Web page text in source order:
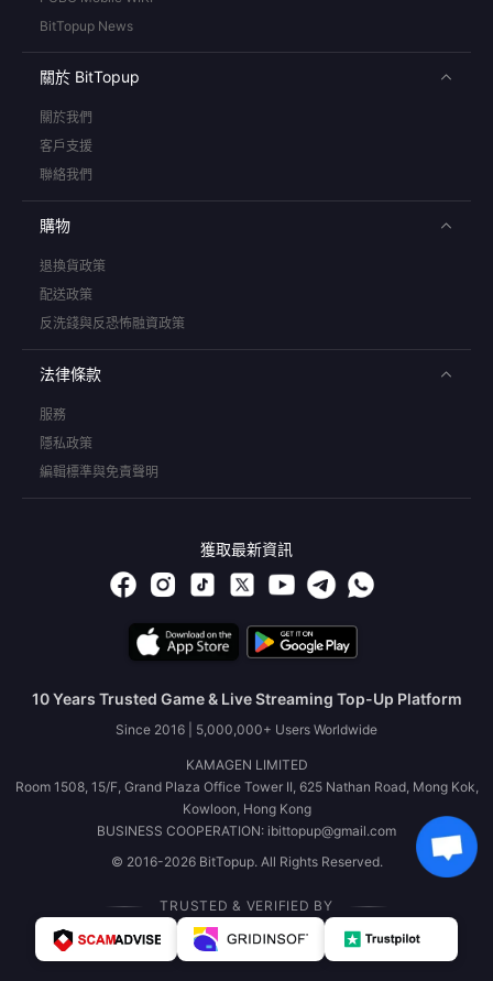
BitTopup News
關於 BitTopup
關於我們
客戶支援
聯絡我們
購物
退換貨政策
配送政策
反洗錢與反恐怖融資政策
法律條款
服務
隱私政策
編輯標準與免責聲明
獲取最新資訊
10 Years Trusted Game & Live Streaming Top-Up Platform
Since 2016 | 5,000,000+ Users Worldwide
KAMAGEN LIMITED
Room 1508, 15/F, Grand Plaza Office Tower II, 625 Nathan Road, Mong Kok,
Kowloon, Hong Kong
BUSINESS COOPERATION: ibittopup@gmail.com
© 2016-2026 BitTopup. All Rights Reserved.
TRUSTED & VERIFIED BY